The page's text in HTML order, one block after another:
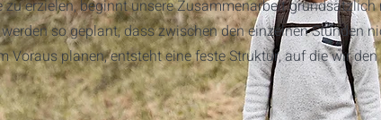
erzielen, beginnt unsere Zusammenarbeit
so geplant, dass zwischen den einzelnen Stunden
Voraus planen, entsteht eine feste Struktur, auf die wir